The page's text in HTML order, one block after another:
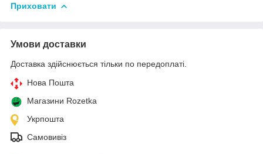
Приховати
Умови доставки
Доставка здійснюється тільки по передоплаті.
Нова Пошта
Магазини Rozetka
Укрпошта
Самовивіз